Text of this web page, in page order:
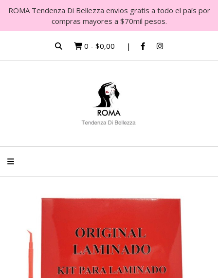
ROMA Tendenza Di Bellezza envios gratis a todo el país por
compras mayores a $70mil pesos.
0 - $0,00